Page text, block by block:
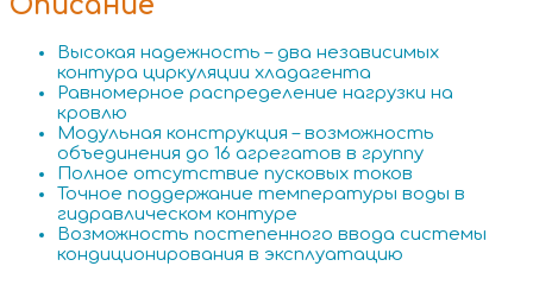
Высокая надежность – два независимых
контура циркуляции хладагента
Равномерное распределение нагрузки на
кровлю
Модульная конструкция – возможность
объединения до 16 агрегатов в группу
Полное отсутствие пусковых токов
Точное поддержание температуры воды в
гидравлическом контуре
Возможность постепенного ввода системы
кондиционирования в эксплуатацию